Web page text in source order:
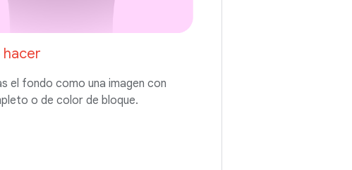
hacer
el fondo como una imagen con
o de color de bloque.